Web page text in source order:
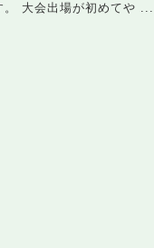
。 大会出場が初めてや ...